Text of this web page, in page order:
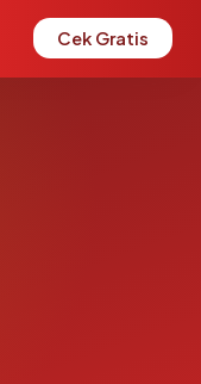
Cek Gratis